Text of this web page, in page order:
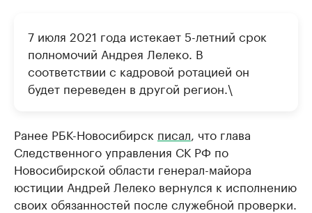
7 июля 2021 года истекает 5-летний срок
полномочий Андрея Лелеко. В
соответствии с кадровой ротацией он
будет переведен в другой регион.\
Ранее РБК-Новосибирск писал , что глава
Следственного управления СК РФ по
Новосибирской области генерал-майора
юстиции Андрей Лелеко вернулся к исполнению
своих обязанностей после служебной проверки.